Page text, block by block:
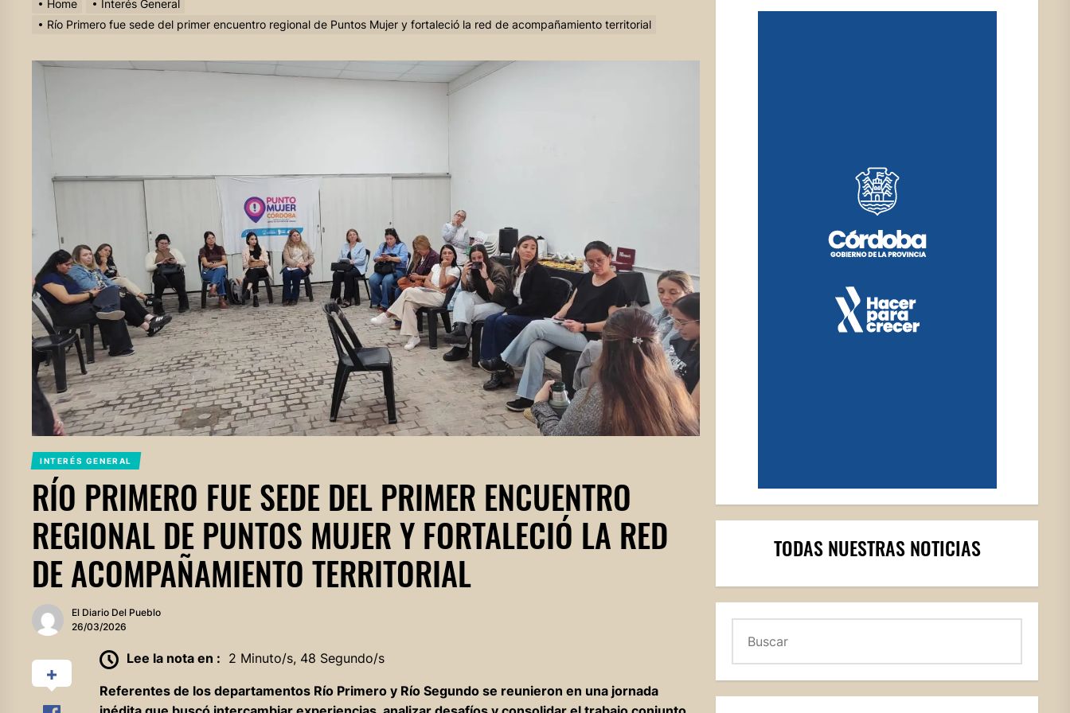
Home
Interés General
Río Primero fue sede del primer encuentro regional de Puntos Mujer y fortaleció la red de acompañamiento territorial
INTERÉS GENERAL
RÍO PRIMERO FUE SEDE DEL PRIMER ENCUENTRO
REGIONAL DE PUNTOS MUJER Y FORTALECIÓ LA RED
DE ACOMPAÑAMIENTO TERRITORIAL
El Diario Del Pueblo
26/03/2026
Lee la nota en : 2 Minuto/s, 48 Segundo/s
Referentes de los departamentos Río Primero y Río Segundo se reunieron en una jornada
TODAS NUESTRAS NOTICIAS